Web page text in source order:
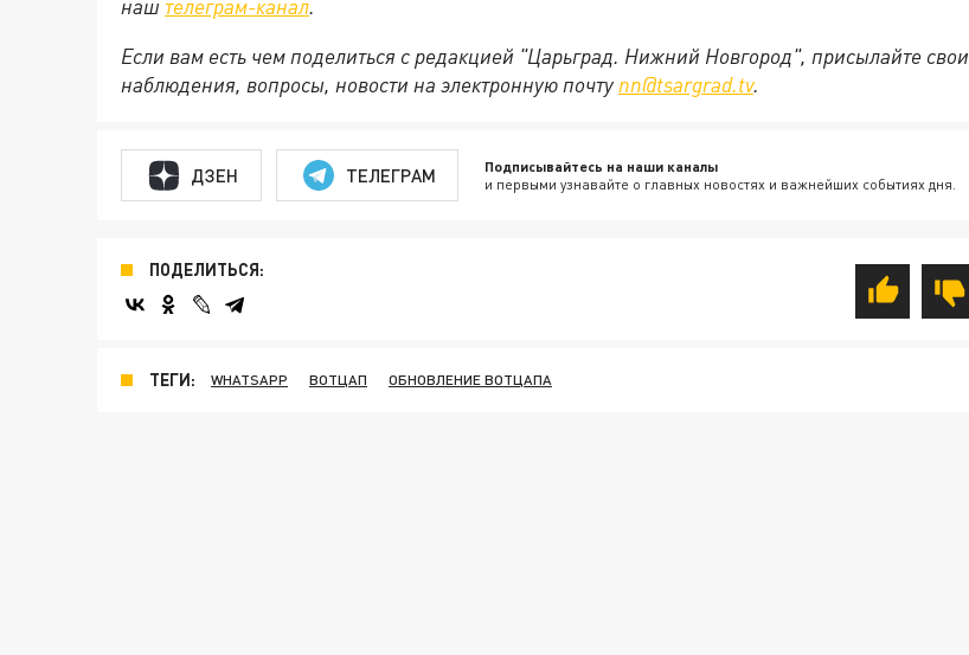
наш телеграм-канал.
Если вам есть чем поделиться с редакцией "Царьград. Нижний Новгород", присылайте свои
наблюдения, вопросы, новости на электронную почту nn@tsargrad.tv.
ДЗЕН ТЕЛЕГРАМ Подписывайтесь на наши каналы
и первыми узнавайте о главных новостях и важнейших событиях дня.
ПОДЕЛИТЬСЯ:
ТЕГИ: WHATSAPP ВОТЦАП ОБНОВЛЕНИЕ ВОТЦАПА